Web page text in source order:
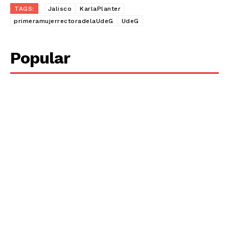
TAGS: Jalisco
KarlaPlanter
primeramujerrectoradelaUdeG
UdeG
Popular